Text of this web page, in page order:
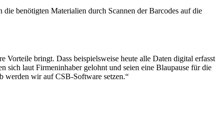
benötigten Materialien durch Scannen der Barcodes auf die
bringt. Dass beispielsweise heute alle Daten digital erfasst
laut Firmeninhaber gelohnt und seien eine Blaupause für die
werden wir auf CSB-Software setzen.“